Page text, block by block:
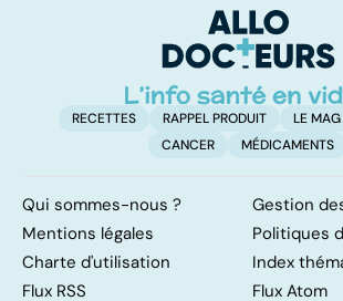
RECETTES RAPPEL PRODUIT
LE
CANCER
MÉDICAMENTS
Qui sommes-nous ?
Gestion
Mentions légales
Politiques
Charte d'utilisation
Index
Flux RSS
Flux Atom